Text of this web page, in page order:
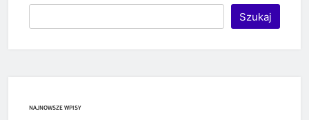
Szukaj
NAJNOWSZE WPISY